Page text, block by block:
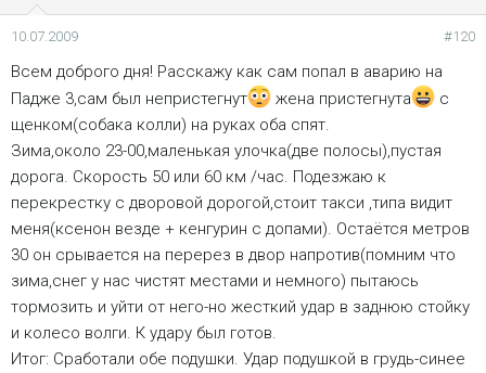
10.07.2009 #120
Всем доброго дня! Расскажу как сам попал в аварию на
Падже 3,сам был непристегнут
жена пристегнута
с
щенком(собака колли) на руках оба спят.
Зима,около 23-00,маленькая улочка(две полосы),пустая
дорога. Скорость 50 или 60 км /час. Подезжаю к
перекрестку с дворовой дорогой,стоит такси ,типа видит
меня(ксенон везде + кенгурин с допами). Остаётся метров
30 он срывается на перерез в двор напротив(помним что
зима,снег у нас чистят местами и немного) пытаюсь
тормозить и уйти от него-но жесткий удар в заднюю стойку
и колесо волги. К удару был готов.
Итог: Сработали обе подушки. Удар подушкой в грудь-синее